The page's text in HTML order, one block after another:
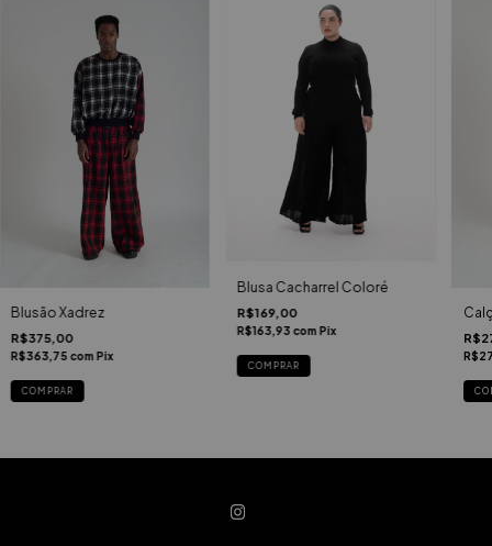
Blusão Xadrez
R$375,00
R$363,75 com Pix
COMPRAR
Blusa Cacharrel Coloré
R$169,00
R$163,93 com Pix
COMPRAR